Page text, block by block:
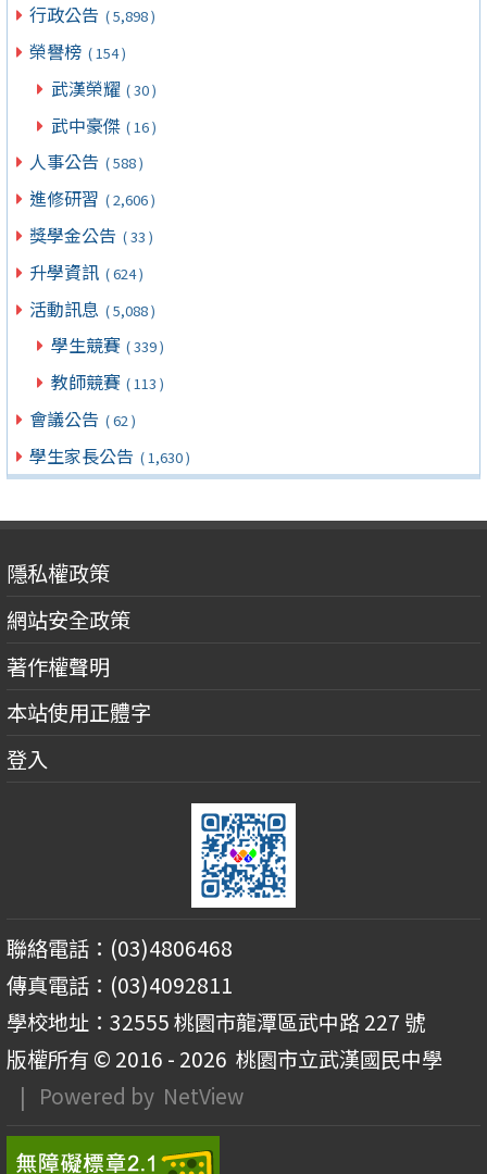
行政公告 ( 5,898 )
榮譽榜 ( 154 )
武漢榮耀 ( 30 )
武中豪傑 ( 16 )
人事公告 ( 588 )
進修研習 ( 2,606 )
獎學金公告 ( 33 )
升學資訊 ( 624 )
活動訊息 ( 5,088 )
學生競賽 ( 339 )
教師競賽 ( 113 )
會議公告 ( 62 )
學生家長公告 ( 1,630 )
隱私權政策
網站安全政策
著作權聲明
本站使用正體字
登入
聯絡電話：(03)4806468
傳真電話：(03)4092811
學校地址：32555 桃園市龍潭區武中路 227 號
版權所有 © 2016 - 2026 桃園市立武漢國民中學
| Powered by NetView